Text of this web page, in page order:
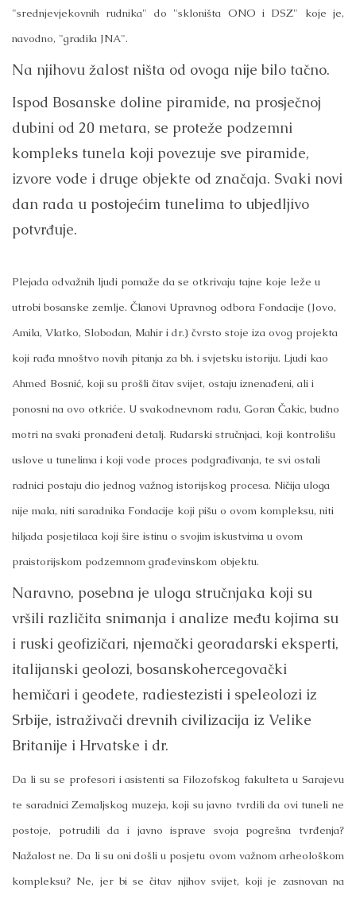
"srednjevjekovnih rudnika" do "skloništa ONO i DSZ" koje je,
navodno, "gradila JNA".
Na njihovu žalost ništa od ovoga nije bilo tačno.
Ispod Bosanske doline piramide, na prosječnoj
dubini od 20 metara, se proteže podzemni
kompleks tunela koji povezuje sve piramide,
izvore vode i druge objekte od značaja. Svaki novi
dan rada u postojećim tunelima to ubjedljivo
potvrđuje.
Plejada odvažnih ljudi pomaže da se otkrivaju tajne koje leže u
utrobi bosanske zemlje. Članovi Upravnog odbora Fondacije (Jovo,
Amila, Vlatko, Slobodan, Mahir i dr.) čvrsto stoje iza ovog projekta
koji rađa mnoštvo novih pitanja za bh. i svjetsku istoriju. Ljudi kao
Ahmed Bosnić, koji su prošli čitav svijet, ostaju iznenađeni, ali i
ponosni na ovo otkriće. U svakodnevnom radu, Goran Čakic, budno
motri na svaki pronađeni detalj. Rudarski stručnjaci, koji kontrolišu
uslove u tunelima i koji vode proces podgrađivanja, te svi ostali
radnici postaju dio jednog važnog istorijskog procesa. Ničija uloga
nije mala, niti saradnika Fondacije koji pišu o ovom kompleksu, niti
hiljada posjetilaca koji šire istinu o svojim iskustvima u ovom
praistorijskom podzemnom građevinskom objektu.
Naravno, posebna je uloga stručnjaka koji su
vršili različita snimanja i analize među kojima su
i ruski geofizičari, njemački georadarski eksperti,
italijanski geolozi, bosanskohercegovački
hemičari i geodete, radiestezisti i speleolozi iz
Srbije, istraživači drevnih civilizacija iz Velike
Britanije i Hrvatske i dr.
Da li su se profesori i asistenti sa Filozofskog fakulteta u Sarajevu
te saradnici Zemaljskog muzeja, koji su javno tvrdili da ovi tuneli ne
postoje, potrudili da i javno isprave svoja pogrešna tvrđenja?
Nažalost ne. Da li su oni došli u posjetu ovom važnom arheološkom
kompleksu? Ne, jer bi se čitav njihov svijet, koji je zasnovan na